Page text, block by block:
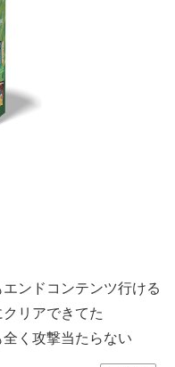
ンドコンテンツ行ける
リアできてた
く攻撃当たらない